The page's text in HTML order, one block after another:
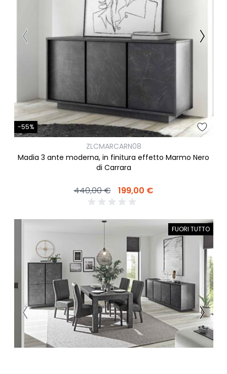
-55%
ZLCMARCARN08
Madia 3 ante moderna, in finitura effetto Marmo Nero
di Carrara
440,00 € 199,00 €
FUORI TUTTO